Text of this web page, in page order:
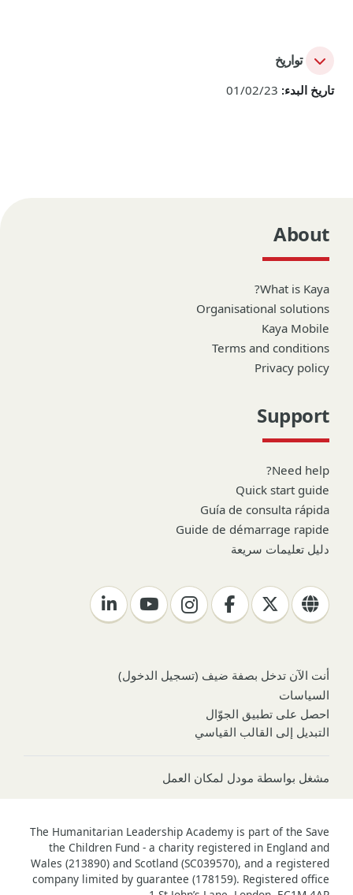
تواريخ
تاريخ البدء:
About
What is Kaya?
Organisational solutions
Kaya Mobile
Terms and conditions
Privacy policy
Support
Need help?
Quick start guide
Guía de consulta rápida
Guide de démarrage rapide
دليل تعليمات سريعة
أنت الآن تدخل بصفة ضيف (تسجيل الدخول)
السياسات
احصل على تطبيق الجوّال
التبديل إلى القالب القياسي
مشغل بواسطة مودل لمكان العمل
The Humanitarian Leadership Academy is part of the Save
the Children Fund - a charity registered in England and
Wales (213890) and Scotland (SC039570), and a registered
company limited by guarantee (178159). Registered office